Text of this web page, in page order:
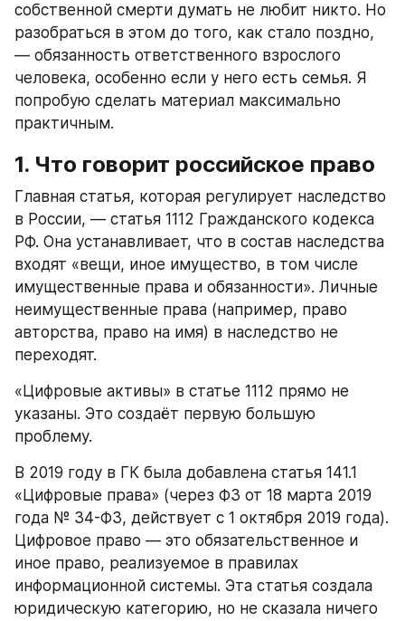
собственной смерти думать не любит никто. Но
разобраться в этом до того, как стало поздно,
— обязанность ответственного взрослого
человека, особенно если у него есть семья. Я
попробую сделать материал максимально
практичным.
1. Что говорит российское право
Главная статья, которая регулирует наследство
в России, — статья 1112 Гражданского кодекса
РФ. Она устанавливает, что в состав наследства
входят «вещи, иное имущество, в том числе
имущественные права и обязанности». Личные
неимущественные права (например, право
авторства, право на имя) в наследство не
переходят.
«Цифровые активы» в статье 1112 прямо не
указаны. Это создаёт первую большую
проблему.
В 2019 году в ГК была добавлена статья 141.1
«Цифровые права» (через ФЗ от 18 марта 2019
года № 34-ФЗ, действует с 1 октября 2019 года).
Цифровое право — это обязательственное и
иное право, реализуемое в правилах
информационной системы. Эта статья создала
юридическую категорию, но не сказала ничего